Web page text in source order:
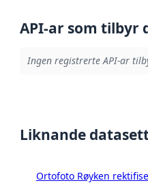
API-ar som tilbyr
Ingen registrerte API-ar
Liknande
Ortofoto Røyken